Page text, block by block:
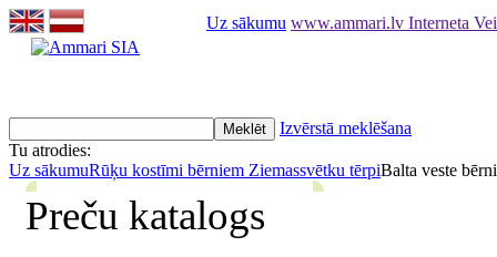
Uz sākumu www.ammari.lv Interneta
Izvērstā meklēšana
Tu atrodies:
Uz sākumuRūķu kostīmi bērniem Ziemassvētku tērpiBalta veste
Preču katalogs